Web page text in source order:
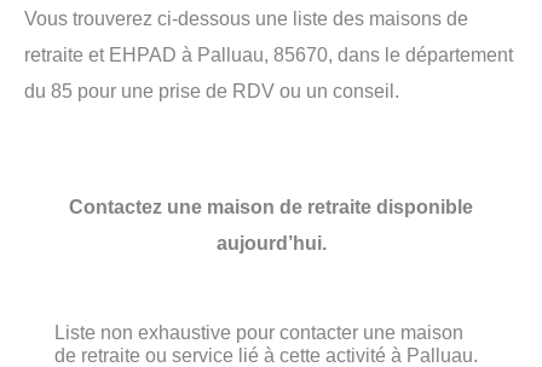
Vous trouverez ci-dessous une liste des maisons de
retraite et EHPAD à Palluau, 85670, dans le département
du 85 pour une prise de RDV ou un conseil.
Contactez une maison de retraite disponible
aujourd’hui.
Liste non exhaustive pour contacter une maison
de retraite ou service lié à cette activité à Palluau.